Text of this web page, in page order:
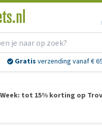
Gratis verzending vanaf €
tot 15% korting op